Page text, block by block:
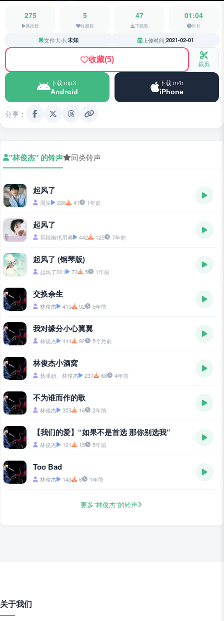
275
播放数
5
收藏数
47
下载数
01:04
时长
文件大小:未知 上传时间:2021-02-01
收藏(5) 裁剪
下载 mp3
Android
下载 m4r
iPhone
分享：
"林俊杰" 的铃声 同类铃声
起风了
周深 226 41 1年前
起风了
买辣椒也用券 442 125 7年前
起风了 (钢琴版)
起风了001 72 5 1年前
交换余生
林俊杰 415 92 5年前
我对缘分小心翼翼
林俊杰 444 92 5个月前
林俊杰小酒窝
蔡卓妍、林俊杰 237 68 4年前
不为谁而作的歌
林俊杰 353 16 2年前
【我们的爱】“如果不是首选 那你别选我”
林俊杰 121 15 5年前
Too Bad
林俊杰 143 6 1年前
更多"林俊杰"的铃声
关于我们